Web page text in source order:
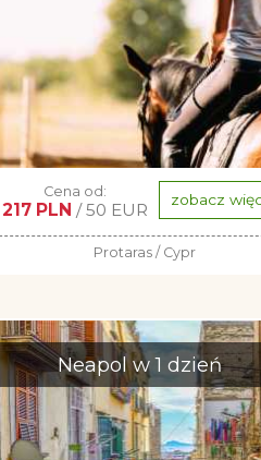
Cena od:
217 PLN / 50 EUR zobacz
Protaras / Cypr
Neapol w 1 dzień